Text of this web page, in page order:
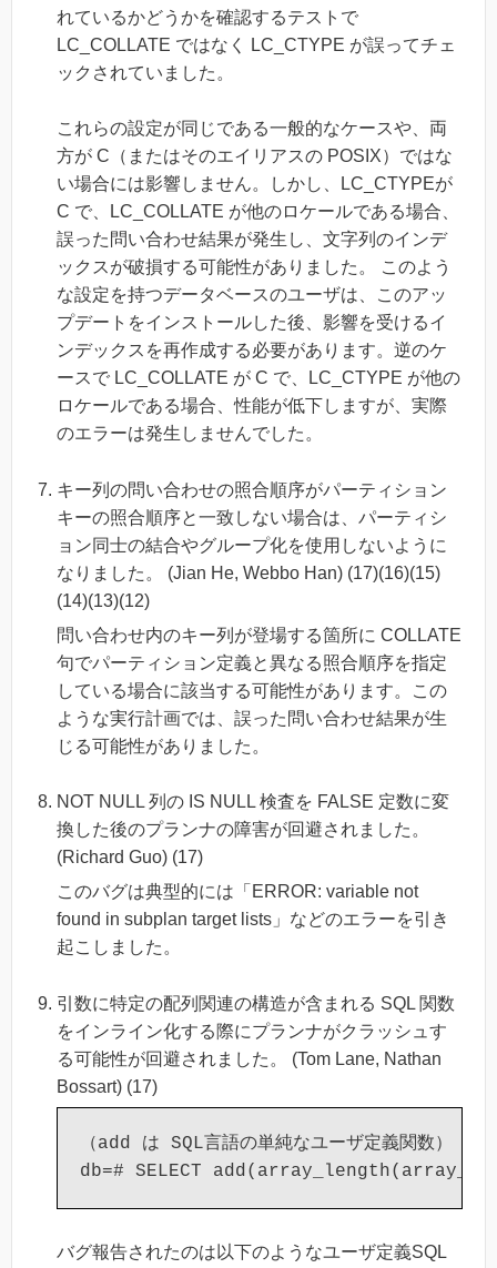
れているかどうかを確認するテストで
LC_COLLATE ではなく LC_CTYPE が誤ってチェ
ックされていました。
これらの設定が同じである一般的なケースや、両
方が C（またはそのエイリアスの POSIX）ではな
い場合には影響しません。しかし、LC_CTYPEが
C で、LC_COLLATE が他のロケールである場合、
誤った問い合わせ結果が発生し、文字列のインデ
ックスが破損する可能性がありました。 このよう
な設定を持つデータベースのユーザは、このアッ
プデートをインストールした後、影響を受けるイ
ンデックスを再作成する必要があります。逆のケ
ースで LC_COLLATE が C で、LC_CTYPE が他の
ロケールである場合、性能が低下しますが、実際
のエラーは発生しませんでした。
キー列の問い合わせの照合順序がパーティション
キーの照合順序と一致しない場合は、パーティシ
ョン同士の結合やグループ化を使用しないように
なりました。 (Jian He, Webbo Han) (17)(16)(15)
(14)(13)(12)
問い合わせ内のキー列が登場する箇所に COLLATE
句でパーティション定義と異なる照合順序を指定
している場合に該当する可能性があります。この
ような実行計画では、誤った問い合わせ結果が生
じる可能性がありました。
NOT NULL 列の IS NULL 検査を FALSE 定数に変
換した後のプランナの障害が回避されました。
(Richard Guo) (17)
このバグは典型的には「ERROR: variable not
found in subplan target lists」などのエラーを引き
起こしました。
引数に特定の配列関連の構造が含まれる SQL 関数
をインライン化する際にプランナがクラッシュす
る可能性が回避されました。 (Tom Lane, Nathan
Bossart) (17)
（add は SQL言語の単純なユーザ定義関数）
バグ報告されたのは以下のようなユーザ定義SQL